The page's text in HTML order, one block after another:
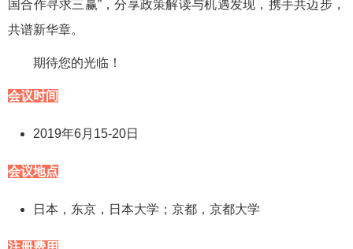
国合作寻求三赢”，分享政策解读与机遇发现，携手共迈步，
共谱新华章。
期待您的光临！
会议时间
2019年6月15-20日
会议地点
日本，东京，日本大学；京都，京都大学